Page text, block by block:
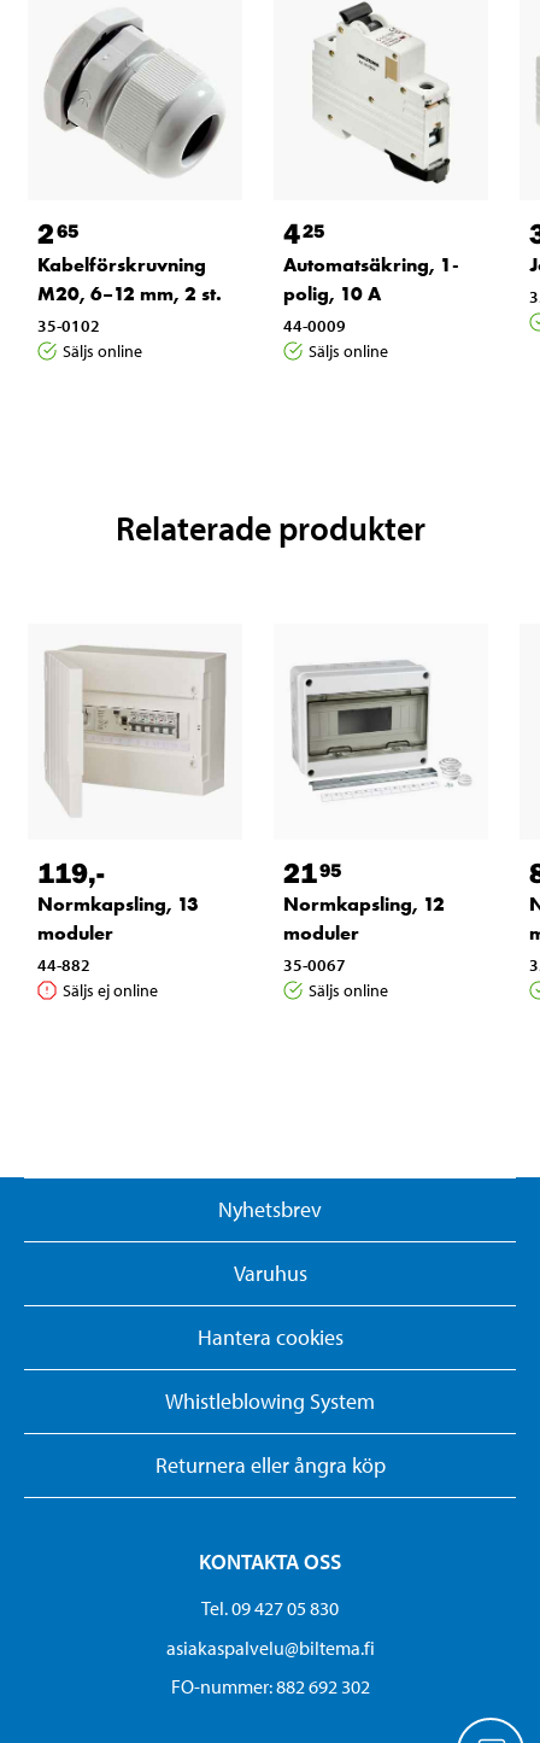
265
Kabelförskruvning
M20, 6–12 mm, 2 st.
35-0102
Säljs online
425
Automatsäkring, 1-
polig, 10 A
44-0009
Säljs online
Relaterade produkter
119,-
Normkapsling, 13
moduler
44-882
Säljs ej online
2195
Normkapsling, 12
moduler
35-0067
Säljs online
Nyhetsbrev
Varuhus
Hantera cookies
Whistleblowing System
Returnera eller ångra köp
KONTAKTA OSS
Tel. 09 427 05 830
asiakaspalvelu@biltema.fi
FO-nummer:​ 882 692 302